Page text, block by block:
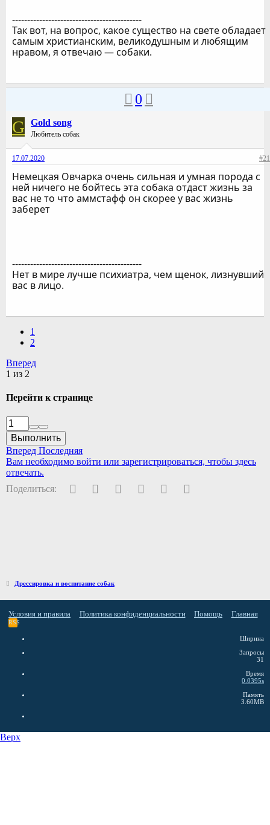
-------------------------------------------
Так вот, на вопрос, какое существо на свете обладает
самым христианским, великодушным и любящим
нравом, я отвечаю — собаки.
0
G Gold song
Любитель собак
17.07.2020 #21
Немецкая Овчарка очень сильная и умная порода с
ней ничего не бойтесь эта собака отдаст жизнь за
вас не то что аммстафф он скорее у вас жизнь
заберет
-------------------------------------------
Нет в мире лучше психиатра, чем щенок, лизнувший
вас в лицо.
1
2
Вперед
1 из 2
Перейти к странице
Выполнить
Вперед Последняя
Вам необходимо войти или зарегистрироваться, чтобы здесь
отвечать.
Поделиться:
FacebookTwitter PinterestWhatsAppЭлектронная почта
Дрессировка и воспитание собак
Условия и правила Политика конфиденциальности Помощь Главная
RSS
Ширина
Запросы
31
Время
0.0395s
Память
3.60MB
Верх